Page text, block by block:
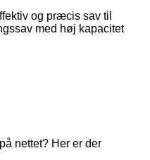
og præcis sav til
med høj kapacitet
nettet? Her er der